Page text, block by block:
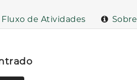
Fluxo de Atividades Sobre